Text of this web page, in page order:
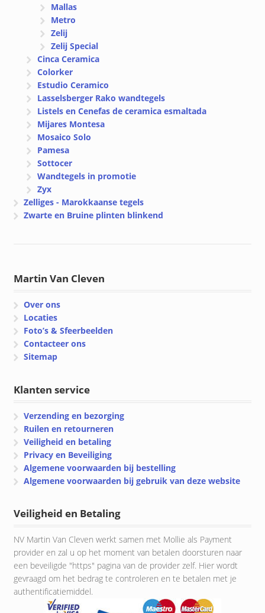
Mallas
Metro
Zelij
Zelij Special
Cinca Ceramica
Colorker
Estudio Ceramico
Lasselsberger Rako wandtegels
Listels en Cenefas de ceramica esmaltada
Mijares Montesa
Mosaico Solo
Pamesa
Sottocer
Wandtegels in promotie
Zyx
Zelliges - Marokkaanse tegels
Zwarte en Bruine plinten blinkend
Martin Van Cleven
Over ons
Locaties
Foto’s & Sfeerbeelden
Contacteer ons
Sitemap
Klanten service
Verzending en bezorging
Ruilen en retourneren
Veiligheid en betaling
Privacy en Beveiliging
Algemene voorwaarden bij bestelling
Algemene voorwaarden bij gebruik van deze website
Veiligheid en Betaling
NV Martin Van Cleven werkt samen met Mollie als Payment
provider en zal u op het moment van betalen doorsturen naar
een beveiligde "https" pagina van de provider zelf. Hier wordt
gevraagd om het bedrag te controleren en te betalen met je
authentificatiemiddel.